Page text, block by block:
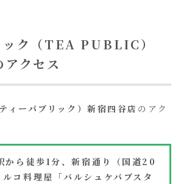
ック（TEA PUBLIC）
クセス
ーパブリック）新宿四谷店 のアク
から徒歩1分、新宿通り（国道20
コ料理屋「バルシュケバブスタ